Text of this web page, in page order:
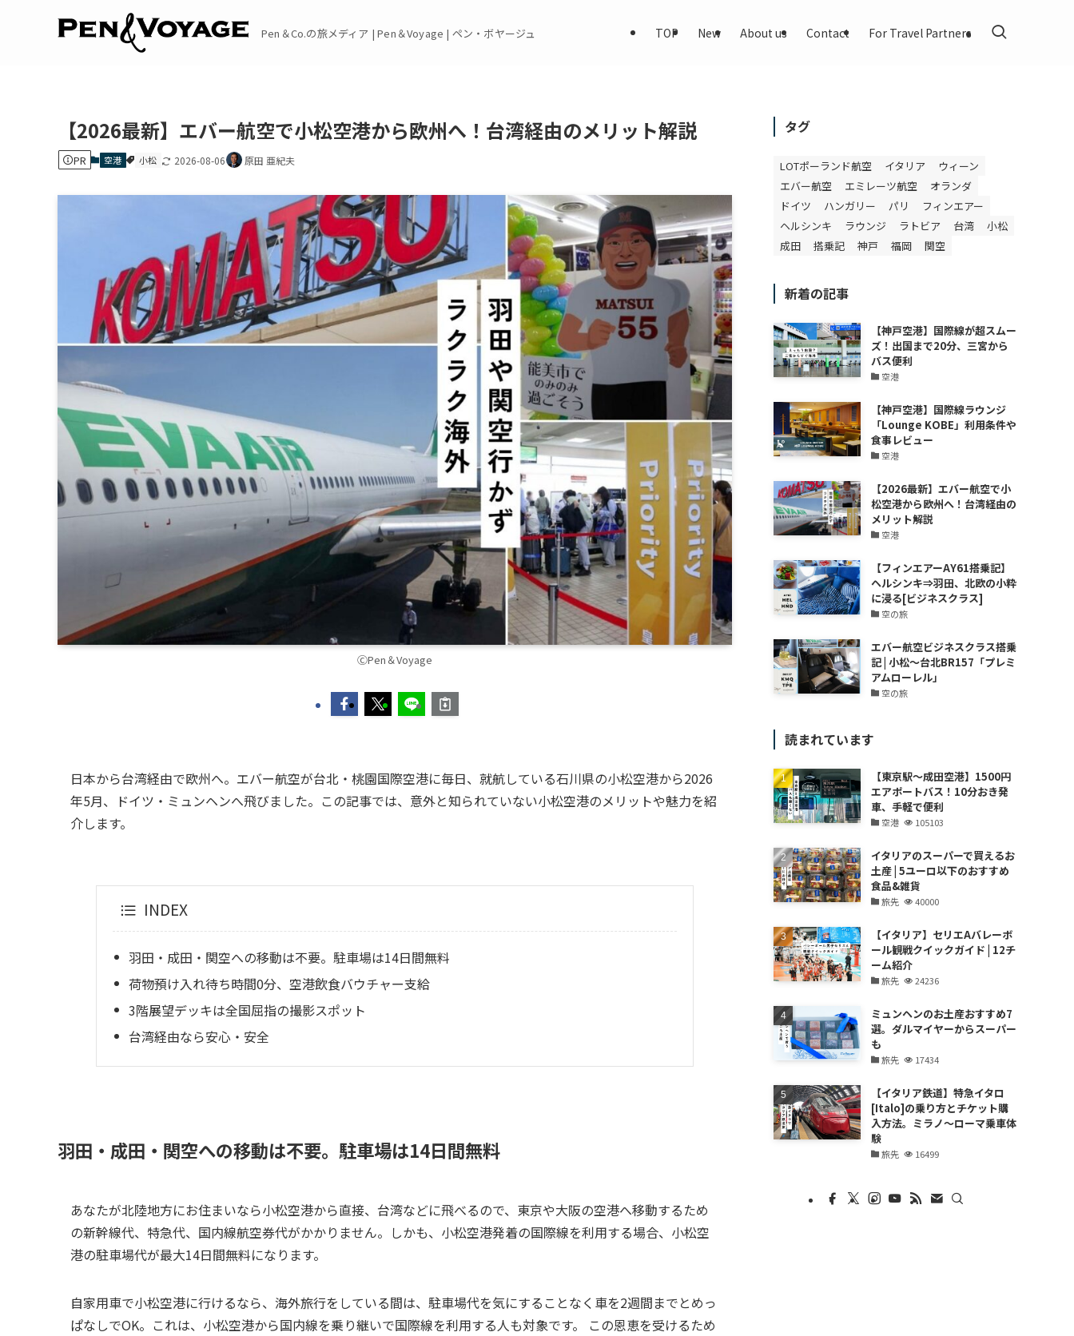
Pen＆Co.の旅メディア | Pen＆Voyage | ペン・ボヤージュ TOP New About us Contact For Travel Partners
【2026最新】エバー航空で小松空港から欧州へ！台湾経由のメリット解説
PR 空港 小松 2026-08-06 原田 亜紀夫
ⒸPen＆Voyage
日本から台湾経由で欧州へ。エバー航空が台北・桃園国際空港に毎日、就航している石川県の小松空港から2026
年5月、ドイツ・ミュンヘンへ飛びました。この記事では、意外と知られていない小松空港のメリットや魅力を紹
介します。
INDEX
羽田・成田・関空への移動は不要。駐車場は14日間無料
荷物預け入れ待ち時間0分、空港飲食バウチャー支給
3階展望デッキは全国屈指の撮影スポット
台湾経由なら安心・安全
羽田・成田・関空への移動は不要。駐車場は14日間無料
あなたが北陸地方にお住まいなら小松空港から直接、台湾などに飛べるので、東京や大阪の空港へ移動するため
の新幹線代、特急代、国内線航空券代がかかりません。しかも、小松空港発着の国際線を利用する場合、小松空
港の駐車場代が最大14日間無料になります。
自家用車で小松空港に行けるなら、海外旅行をしている間は、駐車場代を気にすることなく車を2週間までとめっ
ぱなしでOK。これは、小松空港から国内線を乗り継いで国際線を利用する人も対象です。 この恩恵を受けるため
タグ
LOTポーランド航空 イタリア
ウィーン
エバー航空
エミレーツ航空
オランダ
ドイツ
ハンガリー パリ
フィンエアー
ヘルシンキ
ラウンジ ラトビア 台湾
小松
成田
搭乗記 神戸 福岡 関空
新着の記事
【神戸空港】国際線が超スムー
ズ！出国まで20分、三宮から
バス便利
空港
【神戸空港】国際線ラウンジ
「Lounge KOBE」利用条件や
食事レビュー
空港
【2026最新】エバー航空で小
松空港から欧州へ！台湾経由の
メリット解説
空港
【フィンエアーAY61搭乗記】
ヘルシンキ⇒羽田、北欧の小粋
に浸る[ビジネスクラス]
空の旅
エバー航空ビジネスクラス搭乗
記 | 小松～台北BR157「プレミ
アムローレル」
空の旅
読まれています
【東京駅～成田空港】1500円
エアポートバス！10分おき発
車、手軽で便利
空港 105103
イタリアのスーパーで買えるお
土産 | 5ユーロ以下のおすすめ
食品&雑貨
旅先 40000
【イタリア】セリエAバレーボ
ール観戦クイックガイド | 12チ
ーム紹介
旅先 24236
ミュンヘンのお土産おすすめ7
選。ダルマイヤーからスーパー
も
旅先 17434
【イタリア鉄道】特急イタロ
[Italo]の乗り方とチケット購
入方法。ミラノ〜ローマ乗車体
験
旅先 16499